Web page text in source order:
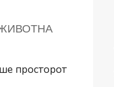
просторот